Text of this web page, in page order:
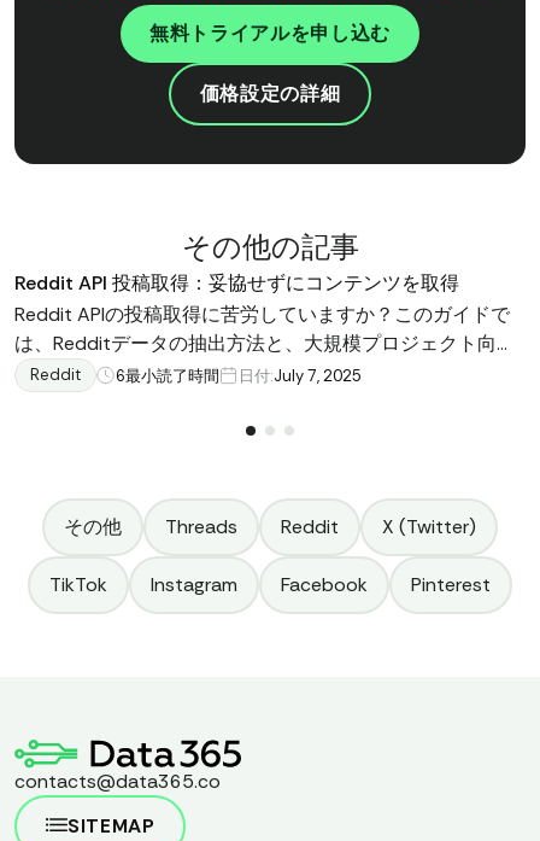
無料トライアルを申し込む
価格設定の詳細
その他の記事
Reddit API 投稿取得：妥協せずにコンテンツを取得
Reddit APIの投稿取得に苦労していますか？このガイドで
は、Redditデータの抽出方法と、大規模プロジェクト向け
のData365ソーシャルメディアAPIなどの賢い代替手段に
Reddit 6最小読了時間 日付:July 7, 2025
その他 Threads Reddit X (Twitter)
TikTok Instagram Facebook Pinterest
contacts@data365.co
SITEMAP